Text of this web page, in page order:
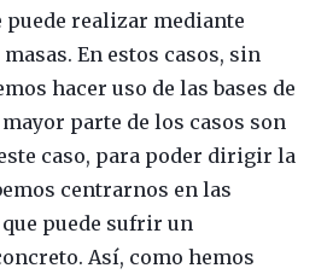
realizar mediante
En estos casos, sin
hacer uso de las bases de
parte de los casos son
caso, para poder dirigir la
centrarnos en las
puede sufrir un
Así, como hemos